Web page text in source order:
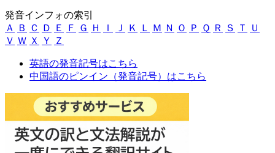
発音インフォの索引
Ａ
Ｂ Ｃ Ｄ Ｅ Ｆ Ｇ Ｈ Ｉ Ｊ Ｋ Ｌ Ｍ Ｎ Ｏ Ｐ Ｑ Ｒ Ｓ Ｔ
Ｕ
Ｖ Ｗ Ｘ Ｙ Ｚ
英語の発音記号はこちら
中国語のピンイン（発音記号）はこちら